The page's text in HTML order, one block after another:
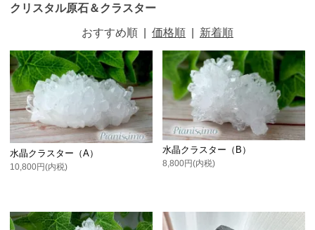
クリスタル原石＆クラスター
おすすめ順 価格順 新着順
水晶クラスター（A）
10,800円(内税)
水晶クラスター（B）
8,800円(内税)